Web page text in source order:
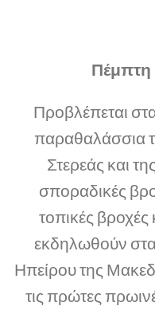
Πέμπτη
Προβλέπεται
παραθαλάσσια
Στερεάς και
σποραδικές
τοπικές βροχές
εκδηλωθούν
Ηπείρου της
τις πρώτες